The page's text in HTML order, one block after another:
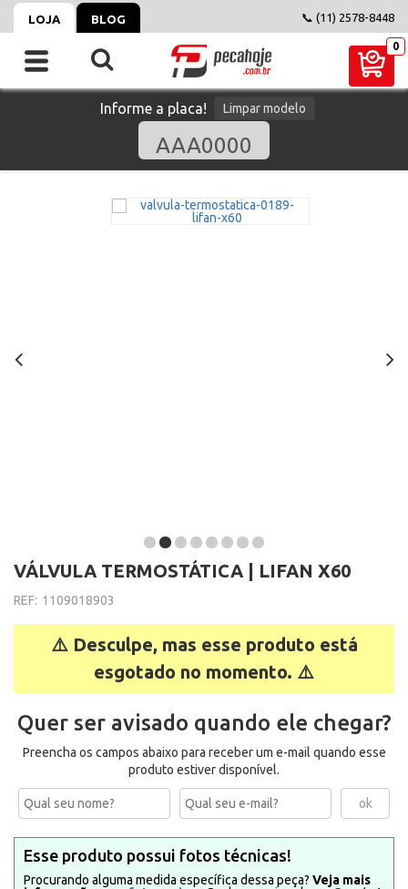
LOJA BLOG 📞 (11) 2578-8448
Informe a placa! Limpar modelo
VÁLVULA TERMOSTÁTICA | LIFAN X60
REF: 1109018903
⚠️ Desculpe, mas esse produto está
esgotado no momento. ⚠️
Quer ser avisado quando ele chegar?
Preencha os campos abaixo para receber um e-mail quando esse
produto estiver disponível.
Esse produto possui fotos técnicas!
Procurando alguma medida específica dessa peça? Veja mais